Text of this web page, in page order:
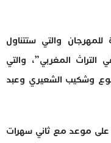
والتي ستتناول
المغربي”، والتي
وشكيب الشعيري وعبد
موعد مع ثاني سهرات